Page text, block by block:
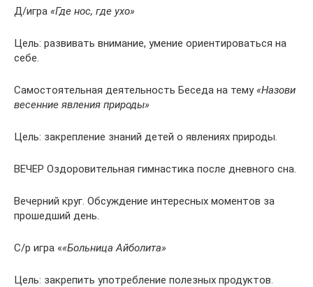
Д/игра «Где нос, где ухо»
Цель: развивать внимание, умение ориентироваться на
себе.
Самостоятельная деятельность Беседа на тему«Назови
весенние явления природы»
Цель: закрепление знаний детей о явлениях природы.
ВЕЧЕР Оздоровительная гимнастика после дневного сна.
Вечерний круг. Обсуждение интересных моментов за
прошедший день.
С/р игра ««Больница Айболита»
Цель: закрепить употребление полезных продуктов.